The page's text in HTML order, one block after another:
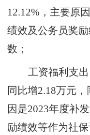
12.12%，主要原
绩效及公务员奖
数 ；
工资福利支出
同比增2.18万元，
因是2023年度补
励绩效等作为社